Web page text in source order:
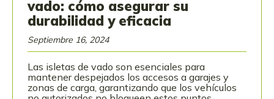
vado: cómo asegurar su
durabilidad y eficacia
Septiembre 16, 2024
Las isletas de vado son esenciales para
mantener despejados los accesos a garajes y
zonas de carga, garantizando que los vehículos